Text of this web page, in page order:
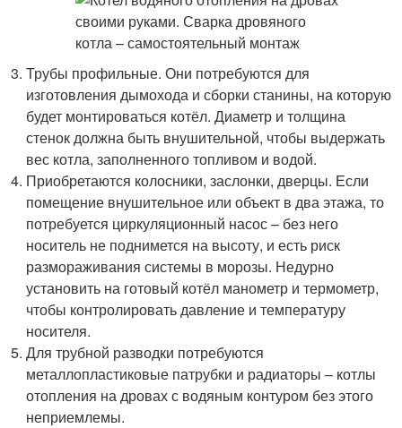
Трубы профильные. Они потребуются для
изготовления дымохода и сборки станины, на которую
будет монтироваться котёл. Диаметр и толщина
стенок должна быть внушительной, чтобы выдержать
вес котла, заполненного топливом и водой.
Приобретаются колосники, заслонки, дверцы. Если
помещение внушительное или объект в два этажа, то
потребуется циркуляционный насос – без него
носитель не поднимется на высоту, и есть риск
размораживания системы в морозы. Недурно
установить на готовый котёл манометр и термометр,
чтобы контролировать давление и температуру
носителя.
Для трубной разводки потребуются
металлопластиковые патрубки и радиаторы – котлы
отопления на дровах с водяным контуром без этого
неприемлемы.